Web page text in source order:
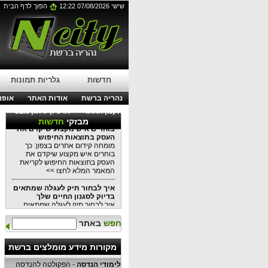
שישי 07/08/2026 12:22 הפוך לדף הבית
חדשות גלריות תמונות
נהריה ברשת אודות האתר
תקנון האתר
ארכיון עיתון מבט
מבזקיחדשות
עבודות בגובה בסנפלינג:
הפתרון המושלם לתחזוקת
בניינים מודרניים
עבודות בגובה בסנפלינג: הפתרון
המושלם לתחזוקת בניינים מודרניים
לפרטים נוספים לחצו כאן >>
עורך דין דיני עבודה בנהריה:
עורך דין דיני עבודה בנהריה: מתי
כדאי לפנות לייעוץ משפטי?
לקריאת המאמר המלא לחצו >>
מומחה קידום אתרים בצפון: כך
בוחרים איש מקצוע שיקדם את
העסק בתוצאות החיפוש
מומחה קידום אתרים בצפון: כך
בוחרים איש מקצוע שיקדם את
העסק בתוצאות החיפוש לקריאת
המאמר המלא לחצו >>
איך לבחור תיק לעגלה שמתאים
בדיוק לסגנון החיים שלך
איך לבחור תיק לעגלה שמתאים
בדיוק לסגנון החיים שלכם כל
המידע במאמר הקרוב לקריאה
לחצו >>
למה שקיות אריזה יכולות
לשמש
למה שקיות אריזה יכולות לשמש כל
חפש באתר
מקורות מידע מומלצים ברשת
לימודי הנדסה - הפקולטה להנדסה